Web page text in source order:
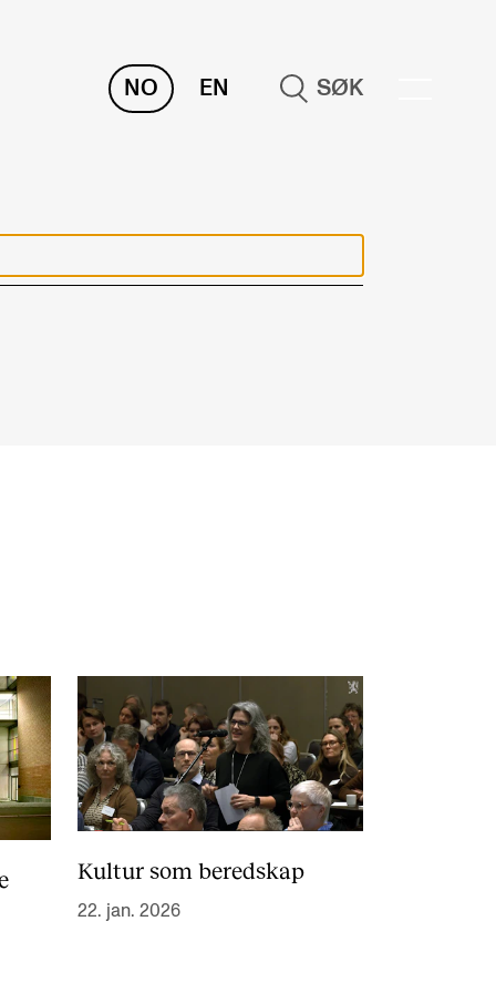
NO EN SØK
OG
saker
av NMH
planer og rapporter
Kultur som beredskap
22. jan. 2026